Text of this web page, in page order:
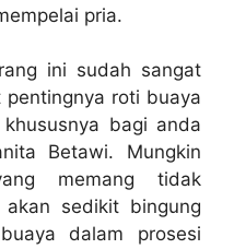
pria.
ini sudah sangat
roti buaya
bagi anda
Betawi. Mungkin
memang tidak
sedikit bingung
dalam prosesi